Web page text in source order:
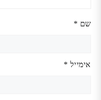
שם *
אימייל *